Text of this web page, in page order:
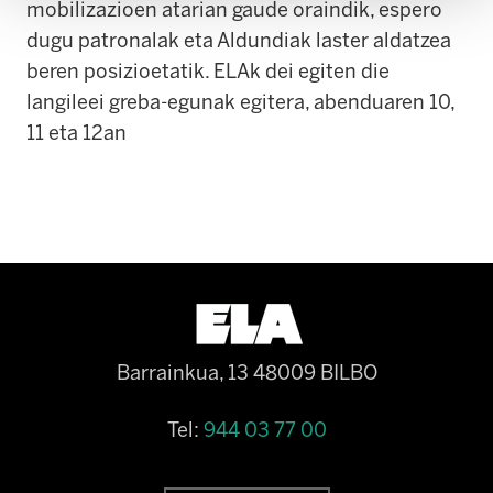
mobilizazioen atarian gaude oraindik, espero
dugu patronalak eta Aldundiak laster aldatzea
beren posizioetatik. ELAk dei egiten die
langileei greba-egunak egitera, abenduaren 10,
11 eta 12an
Barrainkua, 13 48009 BILBO
Tel: 944 03 77 00